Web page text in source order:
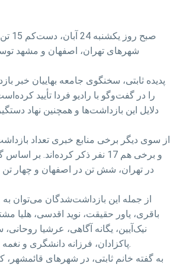
صبح
شهرهای تهران، اصفهان و مشهد
را در گفت‌وگو با رادیو فردا تأیید
دلایل این بازداشت‌ها و همچنین نهاد
و برخی هم 17 نفر ذکر کرده‌اند.
در تهران، شش تن در اصفهان و چهار
از جمله این بازداشت‌شدگان می‌توان به
باقری، یاور حقیقت، نوید اقدسی، هلیا
نیک‌آیین، یگانه آگاهی، عرشیا روحانی،
پاکزادان، فرزانه دانشگری و نغمه ذبیحیان اشاره کرد.
به گفته خانم ثابتی، در شهرهای